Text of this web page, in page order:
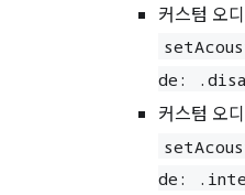
커스텀 오
de:
커스텀 오
de: